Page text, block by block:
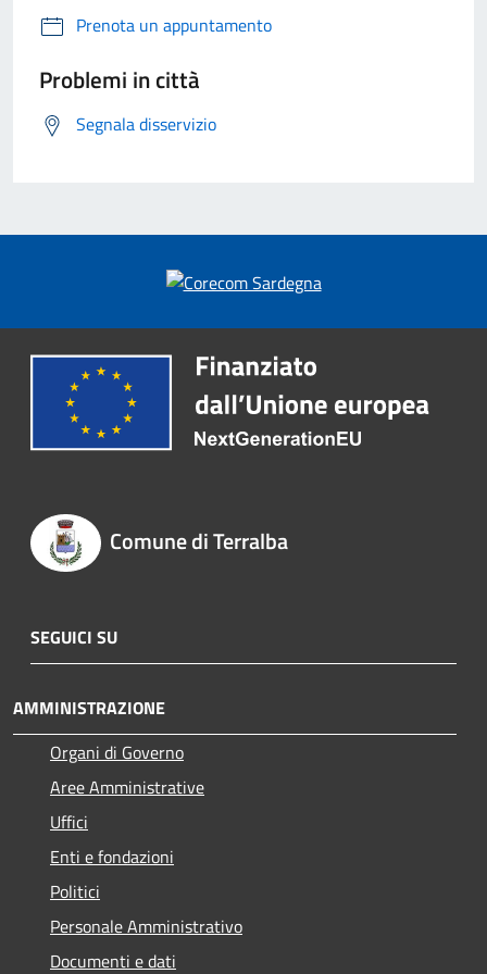
Prenota un appuntamento
Problemi in città
Segnala disservizio
Comune di Terralba
SEGUICI SU
AMMINISTRAZIONE
Organi di Governo
Aree Amministrative
Uffici
Enti e fondazioni
Politici
Personale Amministrativo
Documenti e dati